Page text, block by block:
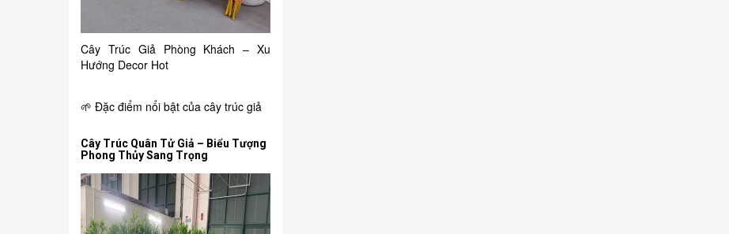
Cây Trúc Giả Phòng Khách – Xu
Hướng Decor Hot
🌱 Đặc điểm nổi bật của cây trúc giả
Cây Trúc Quân Tử Giả – Biểu Tượng
Phong Thủy Sang Trọng